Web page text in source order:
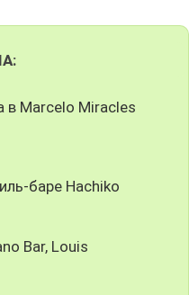
в Marcelo Miracles
баре Hachiko
Bar, Louis